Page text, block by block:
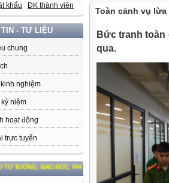
khẩu ĐK thành viên
TIN - TƯ LIỆU
chung
nghiệm
niệm
hoạt động
trực tuyến
ĐẠO ĐỨC, PHONG CÁCH HỒ CHÍ MINH
Toàn cảnh vụ
Bức tranh
qua.